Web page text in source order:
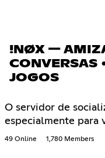
!NØX —
CONVERSAS
JOGOS
O servidor de
especialmente para
49 Online 1,780 Members